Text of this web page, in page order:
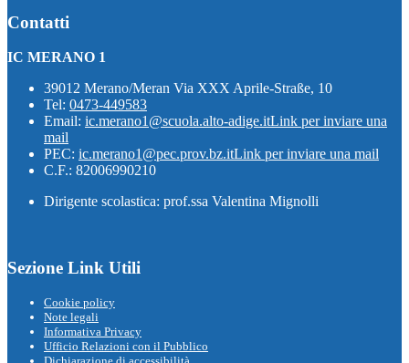
Contatti
IC MERANO 1
39012 Merano/Meran Via XXX Aprile-Straße, 10
Tel: 0473-449583
Email: ic.merano1@scuola.alto-adige.itLink per inviare una
mail
PEC: ic.merano1@pec.prov.bz.itLink per inviare una mail
C.F.: 82006990210
Dirigente scolastica: prof.ssa Valentina Mignolli
Sezione Link Utili
Cookie policy
Note legali
Informativa Privacy
Ufficio Relazioni con il Pubblico